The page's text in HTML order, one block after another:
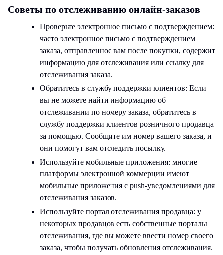
Советы по отслеживанию онлайн-заказов
Проверьте электронное письмо с подтверждением:
часто электронное письмо с подтверждением
заказа, отправленное вам после покупки, содержит
информацию для отслеживания или ссылку для
отслеживания заказа.
Обратитесь в службу поддержки клиентов: Если
вы не можете найти информацию об
отслеживании по номеру заказа, обратитесь в
службу поддержки клиентов розничного продавца
за помощью. Сообщите им номер вашего заказа, и
они помогут вам отследить посылку.
Используйте мобильные приложения: многие
платформы электронной коммерции имеют
мобильные приложения с push-уведомлениями для
отслеживания заказов.
Используйте портал отслеживания продавца: у
некоторых продавцов есть собственные порталы
отслеживания, где вы можете ввести номер своего
заказа, чтобы получать обновления отслеживания.